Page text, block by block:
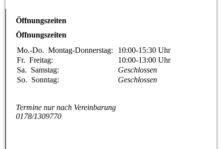
Öffnungszeiten
Öffnungszeiten
Mo.-Do.Montag-Donnerstag: 10:00-15:30 Uhr
Fr.Freitag: 10:00-13:00 Uhr
Sa. Samstag:
Geschlossen
So. Sonntag: Geschlossen
Termine nur nach Vereinbarung
0178/1309770